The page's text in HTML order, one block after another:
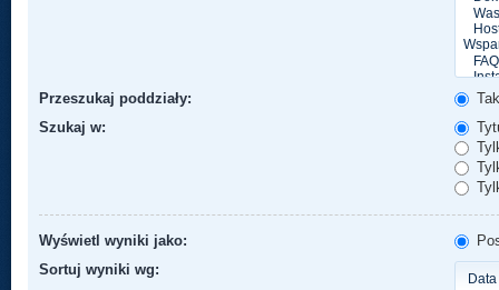
Przeszukaj poddziały:
Szukaj w:
Wyświetl wyniki jako:
Sortuj wyniki wg: